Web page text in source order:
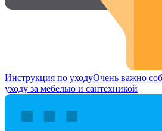
Инструкция по уходуОчень важно
уходу за мебелью и сантехникой